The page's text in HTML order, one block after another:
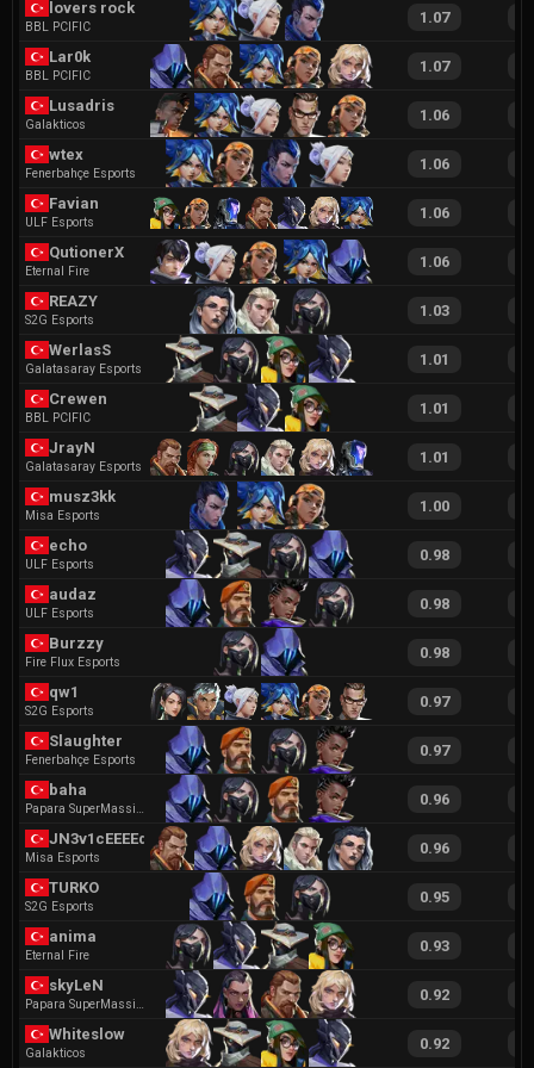
lovers rock
BBL PCIFIC
1.07
Lar0k
BBL PCIFIC
1.07
Lusadris
Galakticos
1.06
wtex
Fenerbahçe Esports
1.06
Favian
ULF Esports
1.06
QutionerX
Eternal Fire
1.06
REAZY
S2G Esports
1.03
WerlasS
Galatasaray Esports
1.01
Crewen
BBL PCIFIC
1.01
JrayN
Galatasaray Esports
1.01
musz3kk
Misa Esports
1.00
echo
ULF Esports
0.98
audaz
ULF Esports
0.98
Burzzy
Fire Flux Esports
0.98
qw1
S2G Esports
0.97
Slaughter
Fenerbahçe Esports
0.97
baha
Papara SuperMassive
0.96
JN3v1cEEEEdf
Misa Esports
0.96
TURKO
S2G Esports
0.95
anima
Eternal Fire
0.93
skyLeN
Papara SuperMassive
0.92
Whiteslow
Galakticos
0.92